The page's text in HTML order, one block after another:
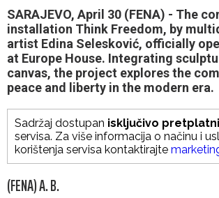
SARAJEVO, April 30 (FENA) - The
installation Think Freedom, by
artist Edina Selesković, officially
at Europe House. Integrating
canvas, the project explores the
peace and liberty in the modern era.
Sadržaj dostupan isključivo
servisa. Za više informacija o načinu i
korištenja servisa kontaktirajte
(FENA) A. B.